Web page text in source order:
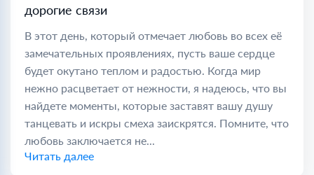
дорогие связи
В этот день, который отмечает любовь во всех её
замечательных проявлениях, пусть ваше сердце
будет окутано теплом и радостью. Когда мир
нежно расцветает от нежности, я надеюсь, что вы
найдете моменты, которые заставят вашу душу
танцевать и искры смеха заискрятся. Помните, что
любовь заключается не...
Читать далее